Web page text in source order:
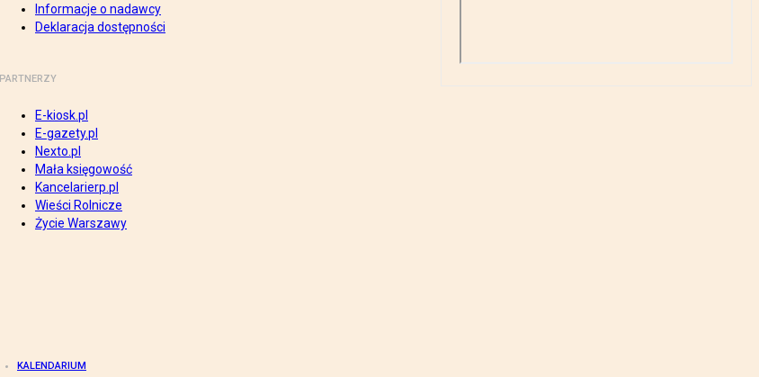
Informacje o nadawcy
Deklaracja dostępności
PARTNERZY
E-kiosk.pl
E-gazety.pl
Nexto.pl
Mała księgowość
Kancelarierp.pl
Wieści Rolnicze
Życie Warszawy
KALENDARIUM